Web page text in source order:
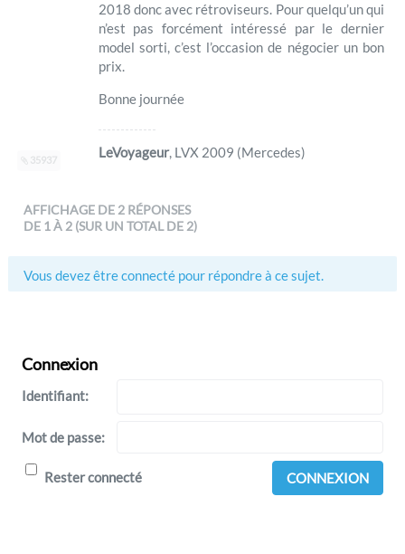
35937
2018 donc avec rétroviseurs. Pour quelqu’un qui
n’est pas forcément intéressé par le dernier
model sorti, c’est l’occasion de négocier un bon
prix.
Bonne journée
LeVoyageur, LVX 2009 (Mercedes)
AFFICHAGE DE 2 RÉPONSES
DE 1 À 2 (SUR UN TOTAL DE 2)
Vous devez être connecté pour répondre à ce sujet.
Connexion
Identifiant:
Mot de passe:
Rester connecté CONNEXION